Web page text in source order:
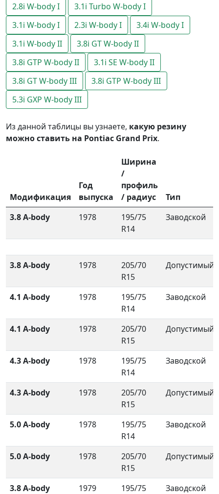
2.8i W-body I
3.1i Turbo W-body I
3.1i W-body I
2.3i W-body I
3.4i W-body I
3.1i W-body II
3.8i GT W-body II
3.8i GTP W-body II
3.1i SE W-body II
3.8i GT W-body III
3.8i GTP W-body III
5.3i GXP W-body III
Из данной таблицы вы узнаете, какую резину
можно ставить на Pontiac Grand Prix.
Модификация
Год
выпуска
Ширина
/
профиль
/ радиус
Тип
3.8 A-body
1978
195/75
R14
Заводской
3.8 A-body 1978
205/70
R15
Допустимый
4.1 A-body 1978
195/75
R14
Заводской
4.1 A-body 1978
205/70
R15
Допустимый
4.3 A-body 1978
195/75
R14
Заводской
4.3 A-body 1978
205/70
R15
Допустимый
5.0 A-body 1978
195/75
R14
Заводской
5.0 A-body 1978
205/70
R15
Допустимый
3.8 A-body 1979
195/75
Заводской